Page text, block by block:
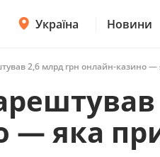
Україна Новини
2,6 млрд грн онлайн-казино
— яка